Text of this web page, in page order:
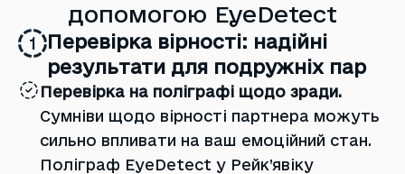
допомогою EyeDetect
1
Перевірка вірності: надійні
результати для подружніх пар
Перевірка на поліграфі щодо зради.
Сумніви щодо вірності партнера можуть
сильно впливати на ваш емоційний стан.
Поліграф EyeDetect у Рейк’явіку